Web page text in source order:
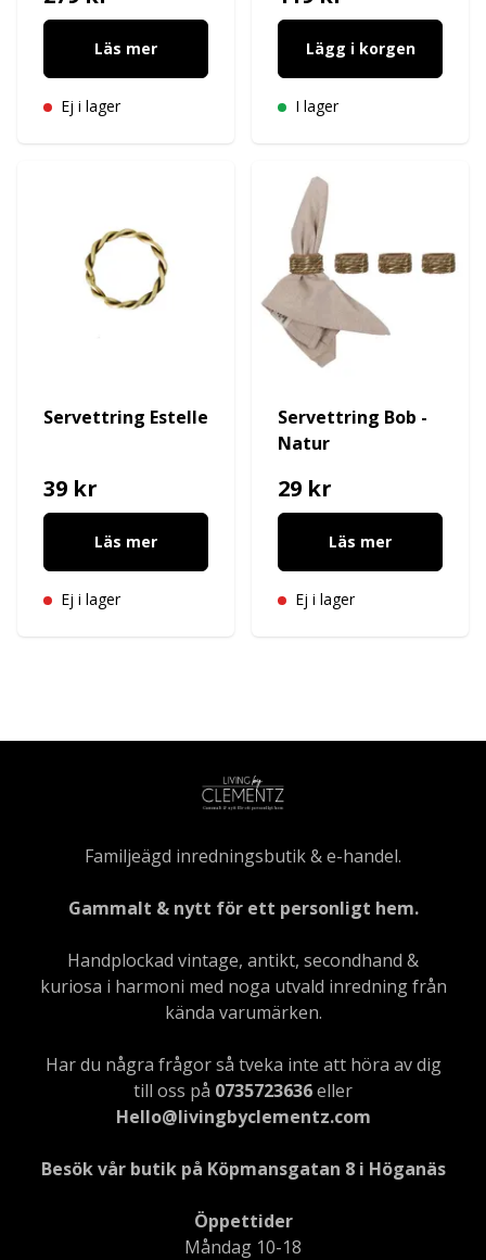
Läs mer
Ej i lager
Lägg i korgen
I lager
Servettring Estelle
39 kr
Läs mer
Ej i lager
Servettring Bob -
Natur
29 kr
Läs mer
Ej i lager
Familjeägd inredningsbutik & e-handel.
Gammalt & nytt för ett personligt hem.
Handplockad vintage, antikt, secondhand &
kuriosa i harmoni med noga utvald inredning från
kända varumärken.
Har du några frågor så tveka inte att höra av dig
till oss på 0735723636eller
Hello@livingbyclementz.com
Besök vår butik på Köpmansgatan 8 i Höganäs
Öppettider
Måndag 10-18